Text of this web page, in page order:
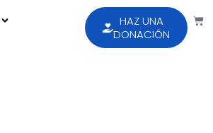
HAZ UNA
DONACIÓN